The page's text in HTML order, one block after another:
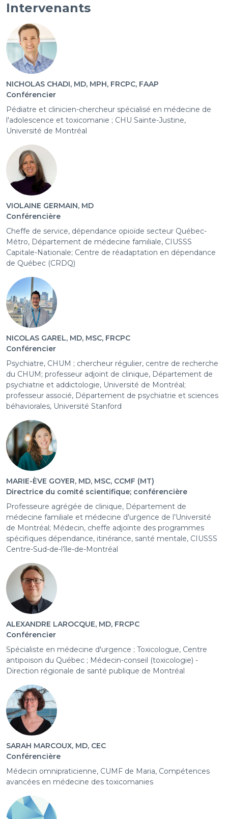
Intervenants
NICHOLAS CHADI, MD, MPH, FRCPC, FAAP
Conférencier
Pédiatre et clinicien-chercheur spécialisé en médecine de
l'adolescence et toxicomanie ; CHU Sainte-Justine,
Université de Montréal
VIOLAINE GERMAIN, MD
Conférencière
Cheffe de service, dépendance opioïde secteur Québec-
Métro, Département de médecine familiale, CIUSSS
Capitale-Nationale; Centre de réadaptation en dépendance
de Québec (CRDQ)
NICOLAS GAREL, MD, MSC, FRCPC
Conférencier
Psychiatre, CHUM ; chercheur régulier, centre de recherche
du CHUM; professeur adjoint de clinique, Département de
psychiatrie et addictologie, Université de Montréal;
professeur associé, Département de psychiatrie et sciences
béhaviorales, Université Stanford
MARIE-ÈVE GOYER, MD, MSC, CCMF (MT)
Directrice du comité scientifique; conférencière
Professeure agrégée de clinique, Département de
médecine familiale et médecine d'urgence de l’Université
de Montréal; Médecin, cheffe adjointe des programmes
spécifiques dépendance, itinérance, santé mentale, CIUSSS
Centre-Sud-de-l’île-de-Montréal
ALEXANDRE LAROCQUE, MD, FRCPC
Conférencier
Spécialiste en médecine d'urgence ; Toxicologue, Centre
antipoison du Québec ; Médecin-conseil (toxicologie) -
Direction régionale de santé publique de Montréal
SARAH MARCOUX, MD, CEC
Conférencière
Médecin omnipraticienne, CUMF de Maria, Compétences
avancées en médecine des toxicomanies